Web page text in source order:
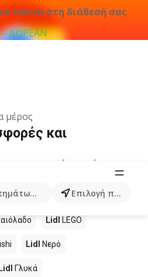
πάντα στη διάθεσή σας
- ΔΩΡΕΑΝ
μέρος
κατηγοριών, προϊόντων...
Επιλογή πόλης
και
για αυτόν τον όρο.
καταστήματα
Lidl LEGO
Lidl Νερό
Lidl Γλυκά